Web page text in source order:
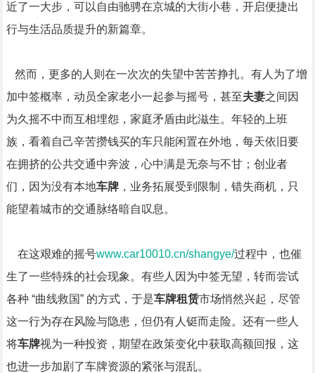
近了一大步，可以自由驰骋在京城的大街小巷，开启便捷出
行与生活品质提升的新篇章。
然而，更多的人则在一次次的失望中苦苦挣扎。有人为了增
加中签概率，动员全家老小一起参与摇号，甚至夫妻之间因
为久摇不中而互相埋怨，家庭矛盾由此滋生。年轻的上班
族，看着自己辛苦攒钱买的车只能闲置在外地，每天依旧要
在拥挤的公共交通中奔波，心中满是无奈与不甘；创业者
们，因为没有本地车牌，业务拓展受到限制，错失商机，只
能望着城市的交通脉络暗自叹息。
在这艰难的摇号www.car10010.cn/shangye/过程中，也催
生了一些特殊的社会现象。有些人因为中签无望，转而尝试
各种 “曲线救国” 的方式，于是车牌租赁市场悄然兴起，尽管
这一行为存在风险与隐患，但仍有人铤而走险。还有一些人
将车牌视为一种投资，期望在政策变化中获取高额回报，这
也进一步加剧了车牌资源的紧张与混乱。